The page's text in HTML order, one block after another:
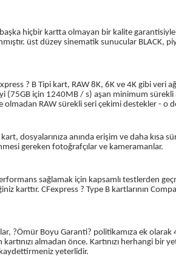
hiçbir kartta olmayan bir kalite
üst düzey sinematik sunucular BLACK,
? B Tipi kart, RAW 8K, 6K ve 4K gibi veri
(75GB için 1240MB / s) aşan minimum
RAW sürekli seri çekimi destekler - o
dosyalarınıza anında erişim ve daha kısa
gereken fotoğrafçılar ve kameramanlar.
sağlamak için kapsamlı testlerden
karttır. CFexpress ? Type B kartlarının
?Ömür Boyu Garanti? politikamıza ek
almadan önce. Kartınızı herhangi bir
kaydettirmeniz yeterlidir.